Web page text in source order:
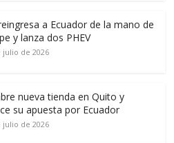
a Ecuador de la mano de
y lanza dos PHEV
julio de 2026
nueva tienda en Quito y
su apuesta por Ecuador
julio de 2026